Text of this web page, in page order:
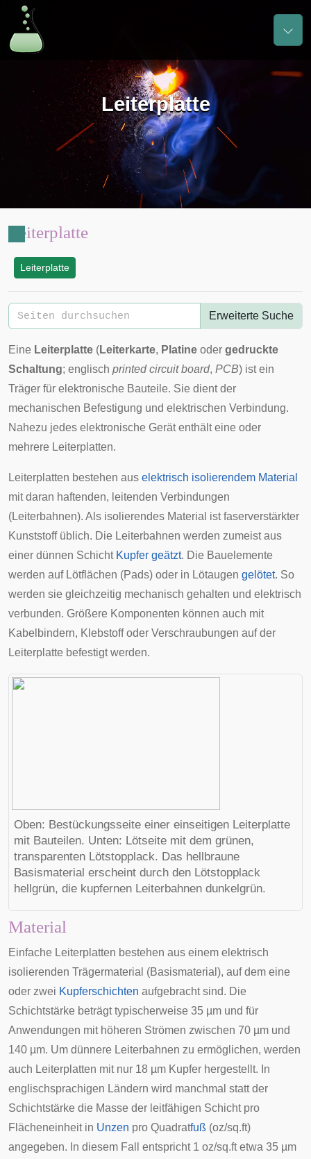
Leiterplatte
Leiterplatte
Leiterplatte
Erweiterte Suche
Eine Leiterplatte (Leiterkarte, Platine oder gedruckte
Schaltung; englisch printed circuit board, PCB) ist ein
Träger für elektronische Bauteile. Sie dient der
mechanischen Befestigung und elektrischen Verbindung.
Nahezu jedes elektronische Gerät enthält eine oder
mehrere Leiterplatten.
Leiterplatten bestehen aus elektrisch isolierendem Material
mit daran haftenden, leitenden Verbindungen
(Leiterbahnen). Als isolierendes Material istfaserverstärkter
Kunststoffüblich. Die Leiterbahnen werden zumeist aus
einer dünnen Schicht Kupfer geätzt. Die Bauelemente
werden auf Lötflächen (Pads) oder in Lötaugen gelötet. So
werden sie gleichzeitig mechanisch gehalten und elektrisch
verbunden. Größere Komponenten können auch mit
Kabelbindern, Klebstoff oder Verschraubungen auf der
Leiterplatte befestigt werden.
Oben: Bestückungsseite einer einseitigen Leiterplatte
mit Bauteilen. Unten: Lötseite mit dem grünen,
transparenten Lötstopplack. Das hellbraune
Basismaterial erscheint durch den Lötstopplack
hellgrün, die kupfernen Leiterbahnen dunkelgrün.
Material
Einfache Leiterplatten bestehen aus einem elektrisch
isolierenden Trägermaterial (Basismaterial), auf dem eine
oder zwei Kupferschichten aufgebracht sind. Die
Schichtstärke beträgt typischerweise 35 µm und für
Anwendungen mit höheren Strömen zwischen 70 µm und
140 µm. Um dünnere Leiterbahnen zu ermöglichen, werden
auch Leiterplatten mit nur 18 µm Kupfer hergestellt. In
englischsprachigen Ländern wird manchmal statt der
Schichtstärke die Masse der leitfähigen Schicht pro
Flächeneinheit in Unzen pro Quadratfuß (oz/sq.ft)
angegeben. In diesem Fall entspricht 1 oz/sq.ft etwa 35 µm